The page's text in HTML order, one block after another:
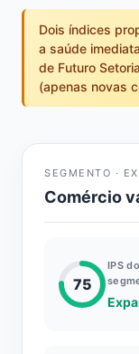
Dois índices
a saúde
de Futuro
(apenas novas
SEGMENTO ·
Comércio
75
IPS do